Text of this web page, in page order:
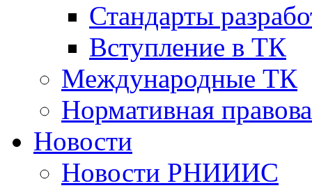
Стандарты
Вступление в ТК
Международные ТК
Нормативная
Новости
Новости РНИИИС